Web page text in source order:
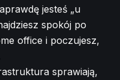
jesteś „u
spokój po
office i poczujesz,
sprawiają,